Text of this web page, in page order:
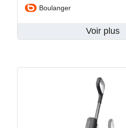
Boulanger
Voir plus